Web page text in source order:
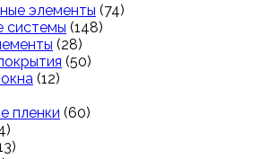
элементы (74)
системы (148)
(28)
(50)
(12)
пленки (60)